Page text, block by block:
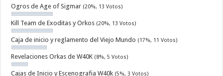
Ogros de Age of Sigmar (20%, 13 Votos)
Kill Team de Exoditas y Orkos (20%, 13 Votos)
Caja de inicio y reglamento del Viejo Mundo (17%, 11 Votos)
Revelaciones Orkas de W40K (8%, 5 Votos)
Cajas de Inicio y Escenografia W40k (5%, 3 Votos)